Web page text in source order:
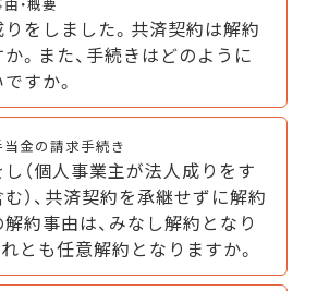
をしました。共済契約は解約
。また、手続きはどのように
すか。
金の請求手続き
（個人事業主が法人成りをす
）、共済契約を承継せずに解約
約事由は、みなし解約となり
とも任意解約となりますか。